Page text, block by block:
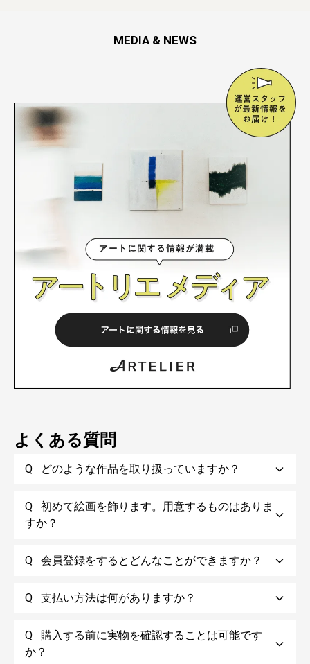
MEDIA & NEWS
よくある質問
Q どのような作品を取り扱っていますか？
Q
初めて絵画を飾ります。用意するものはありま
すか？
Q 会員登録をするとどんなことができますか？
Q 支払い方法は何がありますか？
Q
購入する前に実物を確認することは可能です
か？